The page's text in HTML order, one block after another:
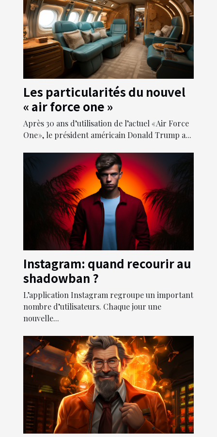
Les particularités du nouvel
« air force one »
Après 30 ans d’utilisation de l’actuel « Air Force
One », le président américain Donald Trump a...
Instagram: quand recourir au
shadowban ?
L’application Instagram regroupe un important
nombre d’utilisateurs. Chaque jour une
nouvelle...